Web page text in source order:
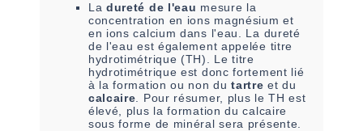
La dureté de l'eau mesure la
concentration en ions magnésium et
en ions calcium dans l'eau. La dureté
de l'eau est également appelée titre
hydrotimétrique (TH). Le titre
hydrotimétrique est donc fortement lié
à la formation ou non dutartre et du
calcaire . Pour résumer, plus le TH est
élevé, plus la formation du calcaire
sous forme de minéral sera présente.